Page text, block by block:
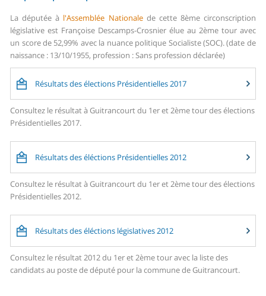
La députée à l'Assemblée Nationalede cette 8ème circonscription
législative est Françoise Descamps-Crosnier élue au 2ème tour avec
un score de 52,99% avec la nuance politique Socialiste (SOC). (date de
naissance : 13/10/1955, profession : Sans profession déclarée)
Résultats des élections Présidentielles 2017
Consultez le résultat à Guitrancourt du 1er et 2ème tour des élections
Présidentielles 2017.
Résultats des éléctions Présidentielles 2012
Consultez le résultat à Guitrancourt du 1er et 2ème tour des élections
Présidentielles 2012.
Résultats des éléctions législatives 2012
Consultez le résultat 2012 du 1er et 2ème tour avec la liste des
candidats au poste de député pour la commune de Guitrancourt.